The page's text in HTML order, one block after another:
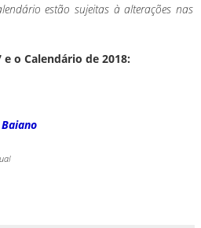
estão sujeitas à alterações nas
o Calendário de 2018: